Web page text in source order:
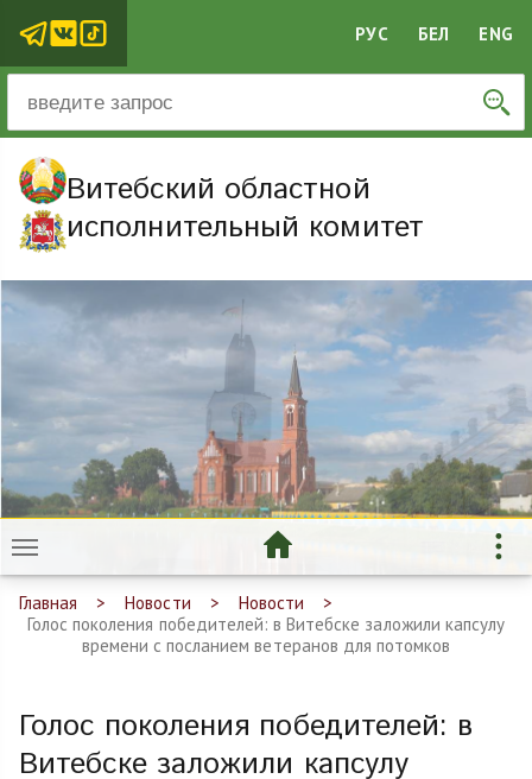
РУС БЕЛ ENG
Витебский областной
исполнительный комитет
Главная Новости
Новости
Голос поколения победителей: в Витебске заложили капсулу
времени с посланием ветеранов для потомков
Голос поколения победителей: в
Витебске заложили капсулу